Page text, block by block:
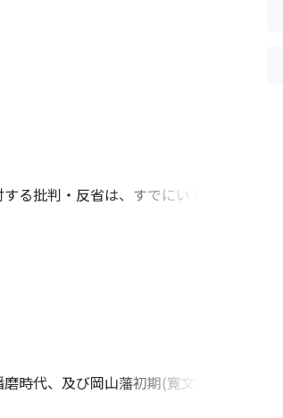
る批判・反省は、すでにいくつか
前期の散所召次・散所雑色・駕輿
証されたことは一個の特権であ
に「散所」を冠して呼ばれること
とは、荘園公領制の二本の柱であ
をなしており、前掲の人々もこの
とを前提としたうえで、日本の社
時代、及び岡山藩初期(寛文期迄)
この総体を土免仕法と考える。土